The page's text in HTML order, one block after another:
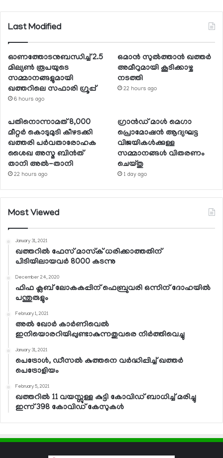
Last Modified
ഓണത്തോടനുബന്ധിച്ച് 2.5
മില്യണ്‍ രൂപയുടെ
സമ്മാനങ്ങളുമായി
ഖത്തറിലെ സഫാരി ഗ്രൂപ്പ്
6 hours ago
ഒമാന്‍ സുല്‍ത്താന്‍ ഖത്തര്‍
അമീറുമായി കൂടിക്കാഴ്ച
നടത്തി
22 hours ago
പതിനൊന്നാമത് 8,000
മീറ്റര്‍ കൊടുമുടി കീഴടക്കി
ഖത്തരി പര്‍വതാരോഹക
ശൈഖ അസ്മ ബിന്‍ത്
താനി അല്‍-താനി
22 hours ago
ഗ്രാന്‍ഡ് മാള്‍ മെഗാ
പ്രൊമോഷന്‍ ആദ്യഘട്ട
വിജയികള്‍ക്കുള്ള
സമ്മാനങ്ങള്‍ വിതരണം
ചെയ്തു
1 day ago
Most Viewed
January 31, 2021
ഖത്തറില്‍ ഫേസ് മാസ്‌ക് ധരിക്കാത്തതിന്
പിടിയിലായവര്‍ 8000 കടന്നു
December 24, 2020
ഫിഫ ക്ലബ് ലോകകപ്പിന് ഫെബ്രുവരി ഒന്നിന് ദോഹയില്‍
പന്തുരുളും
February 1, 2021
അല്‍ ഖോര്‍ കാര്‍ണിവെല്‍
ഇനിയൊരറിയിപ്പുണ്ടാകുന്നതുവരെ നിര്‍ത്തിവെച്ചു
January 31, 2021
പെട്രോള്‍, ഡീസല്‍ കുത്തനെ വര്‍ദ്ധിപ്പിച്ച് ഖത്തര്‍
പെട്രോളിയം
February 5, 2021
ഖത്തറില്‍ 11 വയസ്സുള്ള കുട്ടി കോവിഡ് ബാധിച്ച് മരിച്ചു
ഇന്ന് 398 കോവിഡ് കേസുകള്‍